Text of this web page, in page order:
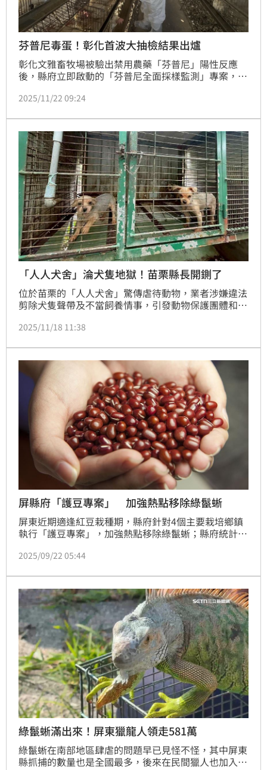
芬普尼毒蛋！彰化首波大抽檢結果出爐
彰化文雅畜牧場被驗出禁用農藥「芬普尼」陽性反應
後，縣府立即啟動的「芬普尼全面採樣監測」專案，首
針！
2025/11/22 09:24
「人人犬舍」淪犬隻地獄！苗栗縣長開鍘了
位於苗栗的「人人犬舍」驚傳虐待動物，業者涉嫌違法
剪除犬隻聲帶及不當飼養情事，引發動物保護團體和藝
犬舍內共有290隻品種犬，其中超過9成犬隻的聲帶報
定共計46籠。對此縣長鍾東錦不僅對犬舍業主進行重
罰、廢止營業執照，並依政風處調查結果，今（18）日
宣佈相關人員職務調整及懲處命令，將動物保護防役所
長張俊義拔官
2025/11/18 11:38
屏縣府「護豆專案」 加強熱點移除綠鬣蜥
屏東近期適逢紅豆栽種期，縣府針對4個主要栽培鄉鎮
執行「護豆專案」，加強熱點移除綠鬣蜥；縣府統計今
失風險。
2025/09/22 05:44
綠鬣蜥滿出來！屏東獵龍人領走581萬
綠鬣蜥在南部地區肆虐的問題早已見怪不怪，其中屏東
縣抓捕的數量也是全國最多，後來在民間獵人也加入抓